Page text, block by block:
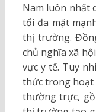
Nam luôn nhất
tối đa mặt
thị trường.
chủ nghĩa xã
vực y tế. Tuy
thức trong hoạt
thường trực,